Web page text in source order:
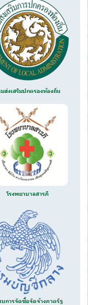
มส่งเสริมปกครองท้องถิ่น
โรงพยาบาลสารภี
บการจัดซื้อจัดจ้างภาครัฐ